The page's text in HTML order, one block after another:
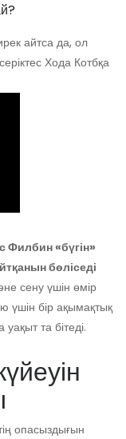
айтса да, ол
Хода Котбқа
«бүгін»
бөліседі
сену үшін өмір
үшін бір ақымақтық
та бітеді.
опасыздығын